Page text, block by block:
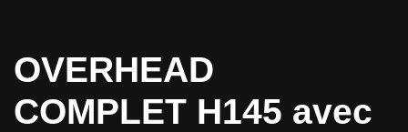
OVERHEAD
COMPLET H145 avec